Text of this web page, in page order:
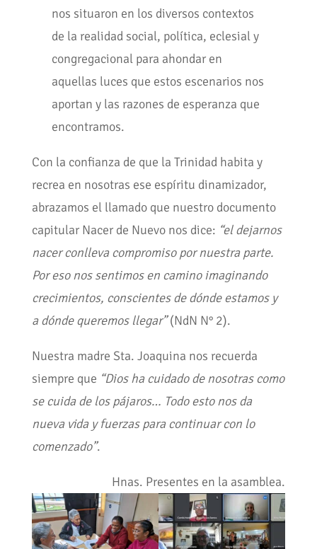
nos situaron en los diversos contextos
de la realidad social, política, eclesial y
congregacional para ahondar en
aquellas luces que estos escenarios nos
aportan y las razones de esperanza que
encontramos.
Con la confianza de que la Trinidad habita y
recrea en nosotras ese espíritu dinamizador,
abrazamos el llamado que nuestro documento
capitular Nacer de Nuevo nos dice: “eldejarnos
nacer conlleva compromiso por nuestra parte.
Por eso nos sentimos en camino imaginando
crecimientos, conscientes de dónde estamos y
a dónde queremos llegar”(NdN N° 2).
Nuestra madre Sta. Joaquina nos recuerda
siempre que “Dios ha cuidado de nosotras como
se cuida de los pájaros… Todo esto nos da
nueva vida y fuerzas para continuar con lo
comenzado”.
Hnas. Presentes en la asamblea.